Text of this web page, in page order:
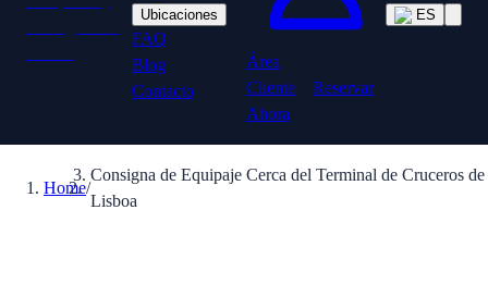
Ubicaciones
FAQ
Blog
Contacto
Área
Cliente
Reservar
Ahora
ES
Home/
Consigna de Equipaje Cerca del Terminal de Cruceros de
Lisboa